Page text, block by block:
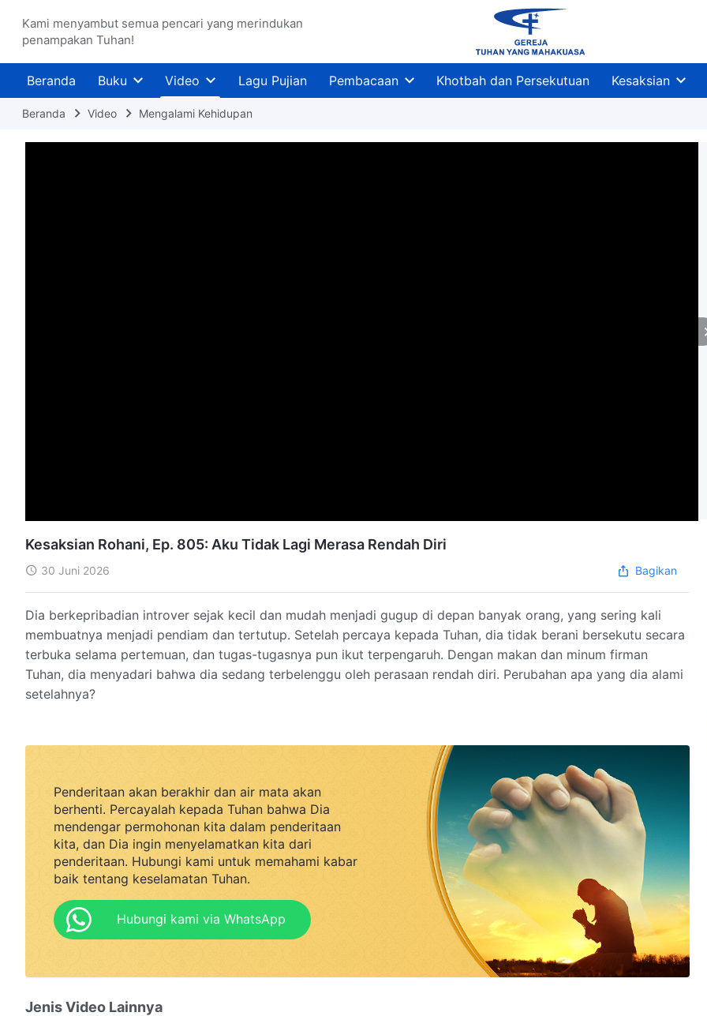
Kami menyambut semua pencari yang merindukan
penampakan Tuhan!
Beranda Buku Video Lagu Pujian Pembacaan Khotbah dan Persekutuan Kesaksian
Beranda Video Mengalami Kehidupan
Kesaksian Rohani, Ep. 805: Aku Tidak Lagi Merasa Rendah Diri
30 Juni 2026 Bagikan
Dia berkepribadian introver sejak kecil dan mudah menjadi gugup di depan banyak orang, yang sering kali
membuatnya menjadi pendiam dan tertutup. Setelah percaya kepada Tuhan, dia tidak berani bersekutu secara
terbuka selama pertemuan, dan tugas-tugasnya pun ikut terpengaruh. Dengan makan dan minum firman
Tuhan, dia menyadari bahwa dia sedang terbelenggu oleh perasaan rendah diri. Perubahan apa yang dia alami
setelahnya?
Penderitaan akan berakhir dan air mata akan
berhenti. Percayalah kepada Tuhan bahwa Dia
mendengar permohonan kita dalam penderitaan
kita, dan Dia ingin menyelamatkan kita dari
penderitaan. Hubungi kami untuk memahami kabar
baik tentang keselamatan Tuhan.
Hubungi kami via WhatsApp
Jenis Video Lainnya